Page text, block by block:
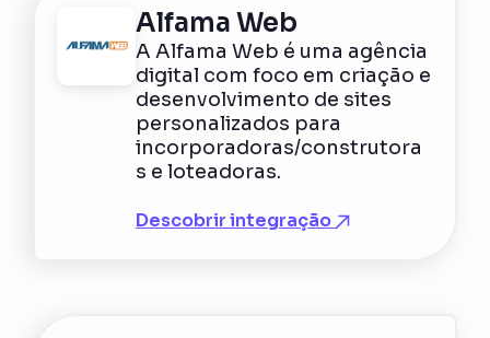
Alfama Web
A Alfama Web é uma agência
digital com foco em criação e
desenvolvimento de sites
personalizados para
incorporadoras/construtora
s e loteadoras.
Descobrir integração